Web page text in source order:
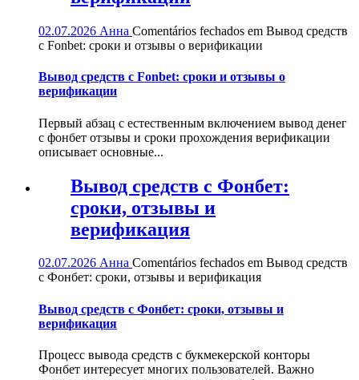
02.07.2026 Анна Comentários fechados em Вывод средств
с Fonbet: сроки и отзывы о верификации
Вывод средств с Fonbet: сроки и отзывы о
верификации
Первый абзац с естественным включением вывод денег
с фонбет отзывы и сроки прохождения верификации
описывает основные...
Вывод средств с Фонбет:
сроки, отзывы и
верификация
02.07.2026 Анна Comentários fechados em Вывод средств
с Фонбет: сроки, отзывы и верификация
Вывод средств с Фонбет: сроки, отзывы и
верификация
Процесс вывода средств с букмекерской конторы
Фонбет интересует многих пользователей. Важно